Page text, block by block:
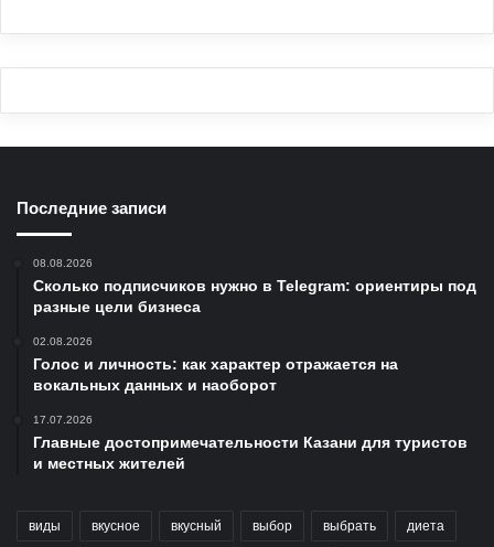
Последние записи
08.08.2026
Сколько подписчиков нужно в Telegram: ориентиры под
разные цели бизнеса
02.08.2026
Голос и личность: как характер отражается на
вокальных данных и наоборот
17.07.2026
Главные достопримечательности Казани для туристов
и местных жителей
виды вкусное вкусный выбор выбрать диета